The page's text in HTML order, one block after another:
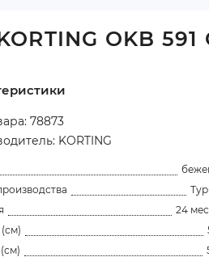
OKB 591
78873
KORTING
24